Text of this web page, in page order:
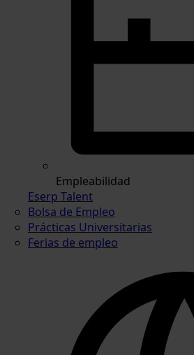
Empleabilidad
Eserp Talent
Bolsa de Empleo
Prácticas Universitarias
Ferias de empleo